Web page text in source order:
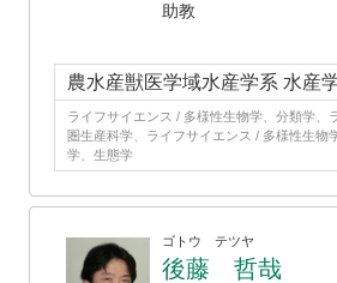
助教
農水産獣医学域水産学系 水産
ライフサイエンス / 多様性生物学、分類学、
圏生産科学、ライフサイエンス / 多様性生物
学、生態学
ゴトウ テツヤ
後藤 哲哉